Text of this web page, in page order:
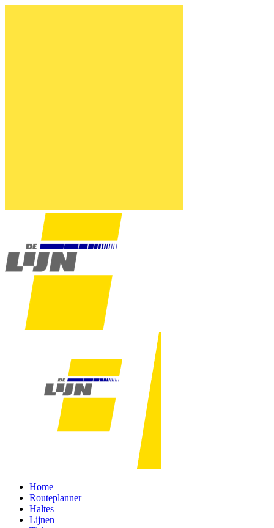
Home
Routeplanner
Haltes
Lijnen